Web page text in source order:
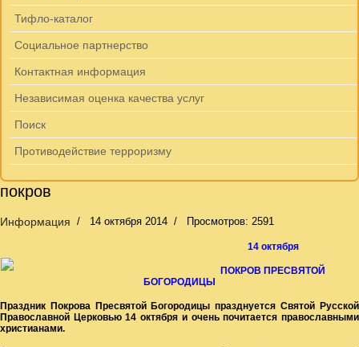
Тифло-каталог
Социальное партнерство
Контактная информация
Независимая оценка качества услуг
Поиск
Противодействие терроризму
покров
Информация 14 октября 2014 Просмотров: 2591
14 октября
ПОКРОВ ПРЕСВЯТОЙ
БОГОРОДИЦЫ
Праздник Покрова Пресвятой Богородицы празднуется Святой Русской
Православной Церковью 14 октября и очень почитается православными
христианами.